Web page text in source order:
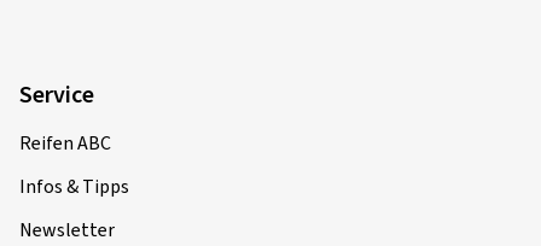
Service
Reifen ABC
Infos & Tipps
Newsletter